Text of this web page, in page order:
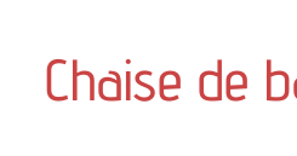
séjours
Chaise de